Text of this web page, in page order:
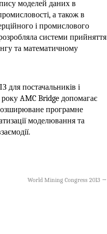
моделей даних в
а також в
і промислового
системи прийняття
та математичному
для постачальників і
року AMC Bridge допомагає
програмне
моделювання та
World Mining Congress 2013 →